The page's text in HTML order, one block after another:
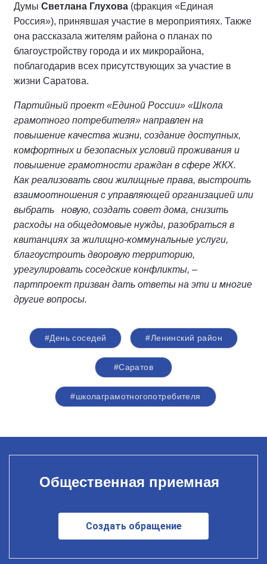
Думы Светлана Глухова (фракция «Единая
Россия»), принявшая участие в мероприятиях. Также
она рассказала жителям района о планах по
благоустройству города и их микрорайона,
поблагодарив всех присутствующих за участие в
жизни Саратова.
Партийный проект «Единой России» «Школа
грамотного потребителя» направлен на
повышение качества жизни, создание доступных,
комфортных и безопасных условий проживания и
повышение грамотности граждан в сфере ЖКХ.
Как реализовать свои жилищные права, выстроить
взаимоотношения с управляющей организацией или
выбрать новую, создать совет дома, снизить
расходы на общедомовые нужды, разобраться в
квитанциях за жилищно-коммунальные услуги,
благоустроить дворовую территорию,
урегулировать соседские конфликты, –
партпроект призван дать ответы на эти и многие
другие вопросы.
#День соседей #Ленинский район
#Саратов
#школаграмотногопотребителя
Общественная приемная
Создать обращение